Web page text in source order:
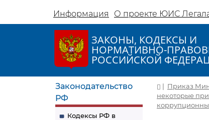
Информация О проекте ЮИС
ЗАКОНЫ, КОДЕКСЫ И
НОРМАТИВНО-
РОССИЙСКОЙ
Законодательство
РФ
Кодексы РФ в
| Приказ
некоторые